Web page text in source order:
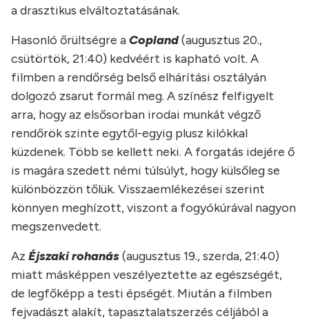
a drasztikus elváltoztatásának.
Hasonló őrültségre aCopland(augusztus 20.,
csütörtök, 21:40) kedvéért is kapható volt. A
filmben a rendőrség belső elhárítási osztályán
dolgozó zsarut formál meg. A színész felfigyelt
arra, hogy az elsősorban irodai munkát végző
rendőrök szinte egytől-egyig plusz kilókkal
küzdenek. Több se kellett neki. A forgatás idejére ő
is magára szedett némi túlsúlyt, hogy külsőleg se
különbözzön tőlük. Visszaemlékezései szerint
könnyen meghízott, viszont a fogyókúrával nagyon
megszenvedett.
Az Éjszaki rohanás(augusztus 19., szerda, 21:40)
miatt másképpen veszélyeztette az egészségét,
de legfőképp a testi épségét. Miután a filmben
fejvadászt alakít, tapasztalatszerzés céljából a